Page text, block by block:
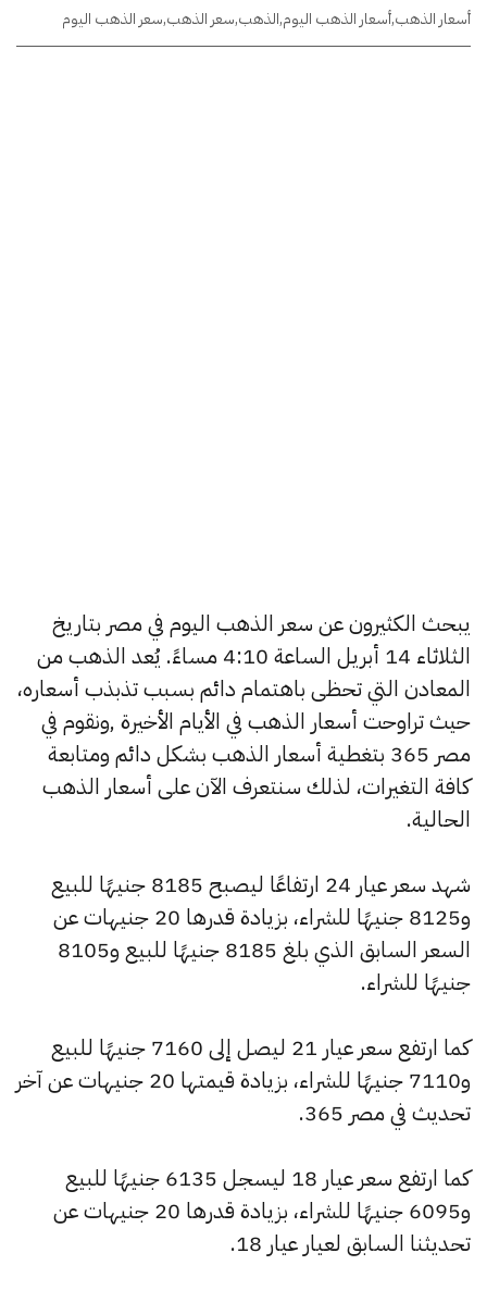
أسعار الذهب,أسعار الذهب اليوم,الذهب,سعر الذهب,سعر الذهب اليوم
يبحث الكثيرون عن سعر الذهب اليوم في مصر بتاريخ
الثلاثاء 14 أبريل الساعة 4:10 مساءً. يُعد الذهب من
المعادن التي تحظى باهتمام دائم بسبب تذبذب أسعاره،
حيث تراوحت أسعار الذهب في الأيام الأخيرة ,ونقوم في
مصر 365 بتغطية أسعار الذهب بشكل دائم ومتابعة
كافة التغيرات، لذلك سنتعرف الآن على أسعار الذهب
الحالية.
شهد سعر عيار 24 ارتفاعًا ليصبح 8185 جنيهًا للبيع
و8125 جنيهًا للشراء، بزيادة قدرها 20 جنيهات عن
السعر السابق الذي بلغ 8185 جنيهًا للبيع و8105
جنيهًا للشراء.
كما ارتفع سعر عيار 21 ليصل إلى 7160 جنيهًا للبيع
و7110 جنيهًا للشراء، بزيادة قيمتها 20 جنيهات عن آخر
تحديث في مصر 365.
كما ارتفع سعر عيار 18 ليسجل 6135 جنيهًا للبيع
و6095 جنيهًا للشراء، بزيادة قدرها 20 جنيهات عن
تحديثنا السابق لعيار عيار 18.